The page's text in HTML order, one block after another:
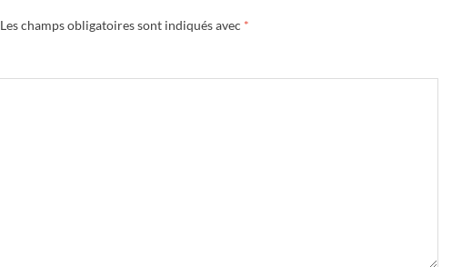
Les champs obligatoires sont indiqués avec *